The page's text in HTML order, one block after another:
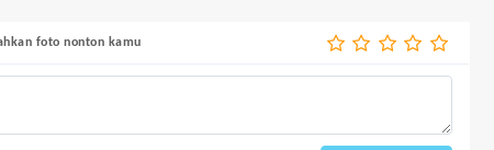
foto nonton kamu